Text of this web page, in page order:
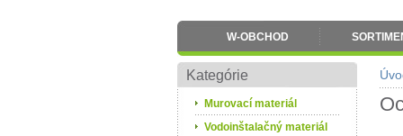
W-OBCHOD
Kategórie
Murovací materiál
Vodoinštalačný materiál